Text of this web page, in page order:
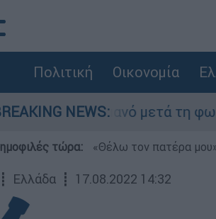
Πολιτική Οικονομία
NEWS:
Γερμανό μετά τη φωτιά -
τώρα: «Θέλω τον πατέρα
┋ Ελλάδα ┋ 17.08.2022 14:32